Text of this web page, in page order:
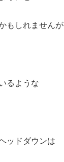
もしれませんが
るような
ッドダウンは